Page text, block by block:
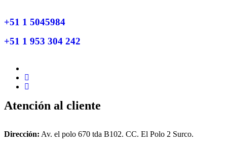
+51 1 5045984
+51 1 953 304 242
Atención al cliente
Dirección: Av. el polo 670 tda B102. CC. El Polo 2 Surco.